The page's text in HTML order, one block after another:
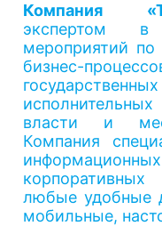
Компания
экспертом в
мероприятий
бизнес-
власти и
Компания
любые удобные
мобильные,